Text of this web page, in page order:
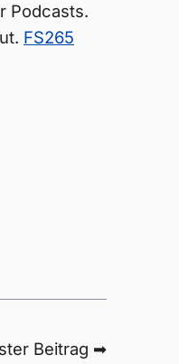
Podcasts.
FS265
Beitrag ➡